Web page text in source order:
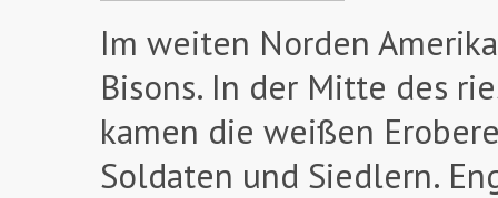
Im weiten Norden
Bisons. In der Mitte des
kamen die weißen
Soldaten und Siedlern.